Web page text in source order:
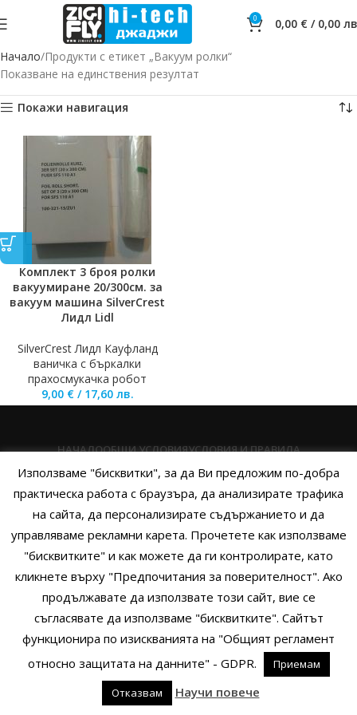
0 0,00 € / 0,00
Начало Продукти с етикет „Вакуум ролки“
Показване на единствения резултат
Покажи навигация
Комплект 3 броя ролки
вакуумиране 20/300см. за
вакуум машина SilverCrest
Лидл Lidl
SilverCrest Лидл Кауфланд
ваничка с бъркалки
прахосмукачка робот
9,00 € / 17,60 лв.
НАЧАЛООБЩИ УСЛОВИЯУСЛОВИЯ И ПРАВИЛА
ПОЛИТИКА НА БИСКВИТКИТЕПОЛИТИКА ЗА ПОВЕРИТЕЛНОСТ
НАЧИНИ НА ПЛАЩАНЕИЗПРАТЕТЕ ЗАПИТВАНЕ
Copyright © 2014 - 2024 Zigifly.com — Developed byWe Work With
You
Използваме "бисквитки", за да Ви предложим по-добра
практическа работа с браузъра, да анализирате трафика
на сайта, да персонализирате съдържанието и да
управляваме рекламни карета. Прочетете как използваме
"бисквитките" и как можете да ги контролирате, като
кликнете върху "Предпочитания за поверителност". Ако
продължавате да използвате този сайт, вие се
съгласявате да използваме "бисквитките". Сайтът
функционира по изискванията на "Общият регламент
относно защитата на данните" - GDPR.
Приемам
Отказвам
Научи повече